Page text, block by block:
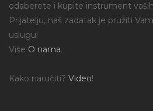
odaberete i kupite instrument
Prijatelju, naš zadatak je pružiti
uslugu!
Više O nama.
Kako naručiti? Video!